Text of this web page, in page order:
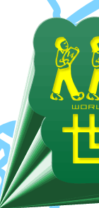
14歳の世